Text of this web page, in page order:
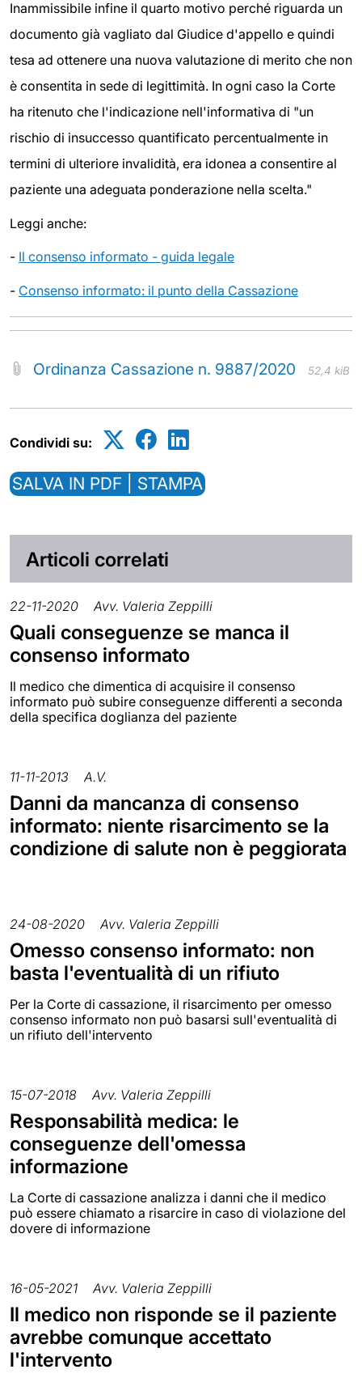
Inammissibile infine il quarto motivo perché riguarda un
documento già vagliato dal Giudice d'appello e quindi
tesa ad ottenere una nuova valutazione di merito che non
è consentita in sede di legittimità. In ogni caso la Corte
ha ritenuto che l'indicazione nell'informativa di "un
rischio di insuccesso quantificato percentualmente in
termini di ulteriore invalidità, era idonea a consentire al
paziente una adeguata ponderazione nella scelta."
Leggi anche:
- Il consenso informato - guida legale
- Consenso informato: il punto della Cassazione
Ordinanza Cassazione n. 9887/2020 52,4 kiB
Condividi su:
SALVA IN PDF | STAMPA
Articoli correlati
22-11-2020 Avv. Valeria Zeppilli
Quali conseguenze se manca il
consenso informato
Il medico che dimentica di acquisire il consenso
informato può subire conseguenze differenti a seconda
della specifica doglianza del paziente
11-11-2013 A.V.
Danni da mancanza di consenso
informato: niente risarcimento se la
condizione di salute non è peggiorata
24-08-2020 Avv. Valeria Zeppilli
Omesso consenso informato: non
basta l'eventualità di un rifiuto
Per la Corte di cassazione, il risarcimento per omesso
consenso informato non può basarsi sull'eventualità di
un rifiuto dell'intervento
15-07-2018 Avv. Valeria Zeppilli
Responsabilità medica: le
conseguenze dell'omessa
informazione
La Corte di cassazione analizza i danni che il medico
può essere chiamato a risarcire in caso di violazione del
dovere di informazione
16-05-2021 Avv. Valeria Zeppilli
Il medico non risponde se il paziente
avrebbe comunque accettato
l'intervento